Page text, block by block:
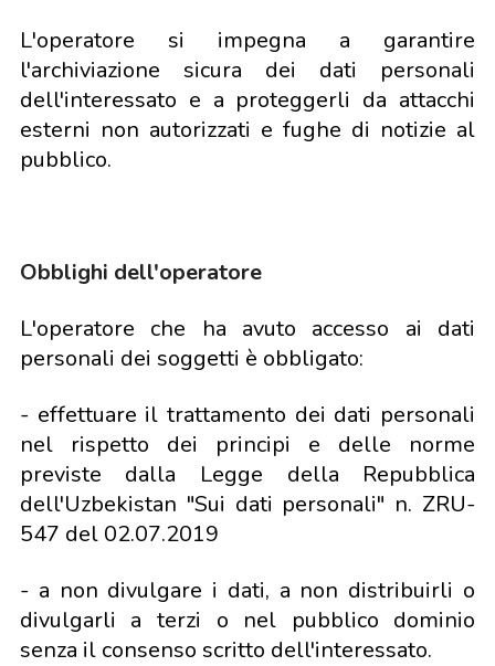
L'operatore si impegna a garantire
l'archiviazione sicura dei dati personali
dell'interessato e a proteggerli da attacchi
esterni non autorizzati e fughe di notizie al
pubblico.
Obblighi dell'operatore
L'operatore che ha avuto accesso ai dati
personali dei soggetti è obbligato:
- effettuare il trattamento dei dati personali
nel rispetto dei principi e delle norme
previste dalla Legge della Repubblica
dell'Uzbekistan "Sui dati personali" n. ZRU-
547 del 02.07.2019
- a non divulgare i dati, a non distribuirli o
divulgarli a terzi o nel pubblico dominio
senza il consenso scritto dell'interessato.